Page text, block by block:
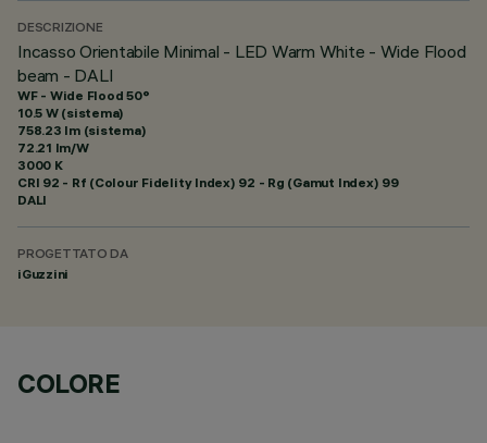
DESCRIZIONE
Incasso Orientabile Minimal - LED Warm White - Wide Flood
beam - DALI
WF - Wide Flood 50°
10.5 W (sistema)
758.23 lm (sistema)
72.21 lm/W
3000 K
CRI 92 - Rf (Colour Fidelity Index) 92 - Rg (Gamut Index) 99
DALI
PROGETTATO DA
iGuzzini
COLORE